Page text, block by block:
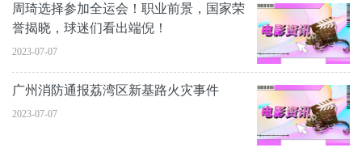
周琦选择参加全运会！职业前景，国家荣
誉揭晓，球迷们看出端倪！
2023-07-07
广州消防通报荔湾区新基路火灾事件
2023-07-07